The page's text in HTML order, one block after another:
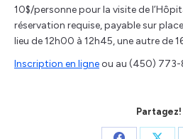
10$/personne pour la visite de
réservation requise, payable sur
lieu de 12h00 à 12h45, une autre de
Inscription en ligneou au (450)
Partagez!